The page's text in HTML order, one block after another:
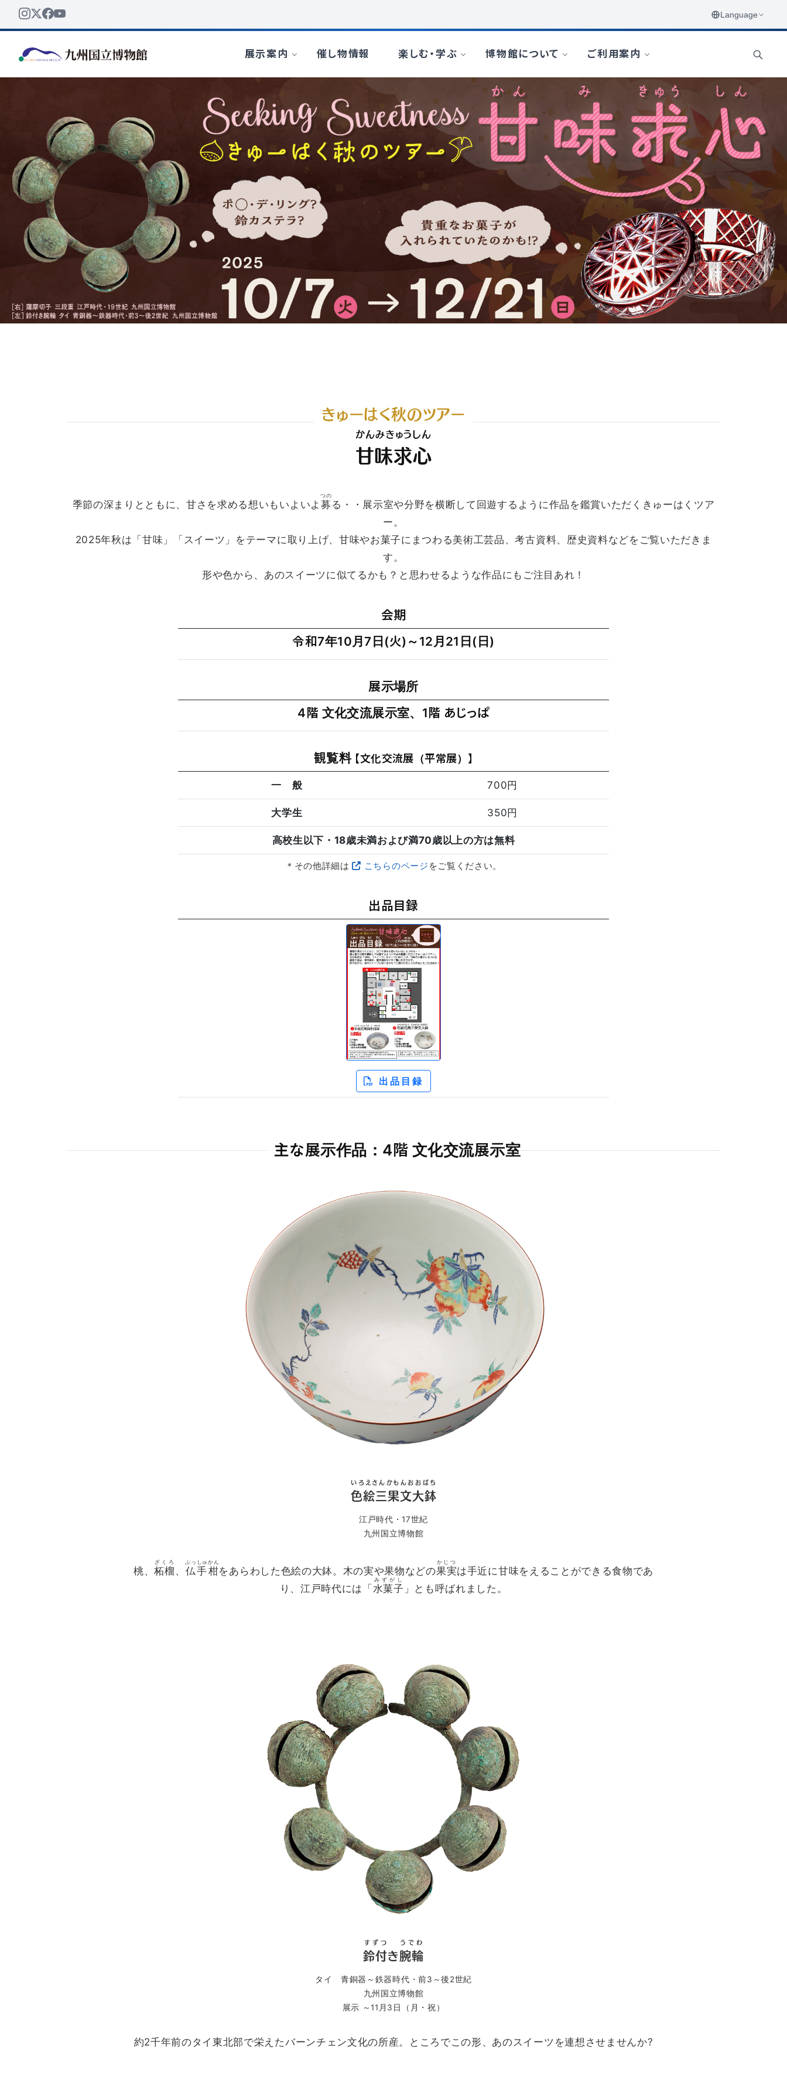
きゅーはく秋のツアー
甘味求心
かんみきゅうしん
季節の深まりとともに、甘さを求める想いもいよいよ 募
つの
る・・展示室や分野を横断して回遊するように作品を鑑賞いただくきゅーはくツア
ー。
2025年秋は「甘味」「スイーツ」をテーマに取り上げ、甘味やお菓子にまつわる美術工芸品、考古資料、歴史資料などをご覧いただきま
す。
形や色から、あのスイーツに似てるかも？と思わせるような作品にもご注目あれ！
会期
令和7年10月7日(火)～12月21日(日)
展示場所
4階 文化交流展示室、1階 あじっぱ
観覧料 【文化交流展（平常展）】
一 般 700円
大学生 350円
高校生以下・18歳未満および満70歳以上の方は無料
＊その他詳細は こちらのページ をご覧ください。
出品目録
出品目録
主な展示作品：4階 文化交流展示室
色絵三果文大鉢
いろえさんかもんおおばち
江戸時代・17世紀
九州国立博物館
桃、柘榴
ざくろ
、 仏手柑
ぶっしゅかん
をあらわした色絵の大鉢。木の実や果物などの果実
かじつ
は手近に甘味をえることができる食物であ
り、江戸時代には「 水菓子
みずがし
」とも呼ばれました。
鈴付
すずつ
き腕輪
うでわ
タイ 青銅器～鉄器時代・前3～後2世紀
九州国立博物館
展示 ～11月3日（月・祝）
約2千年前のタイ東北部で栄えたバーンチェン文化の所産。ところでこの形、あのスイーツを連想させませんか?